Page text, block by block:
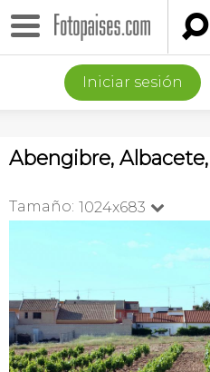

Iniciar sesión
Abengibre,
Tamaño: 1024x683 